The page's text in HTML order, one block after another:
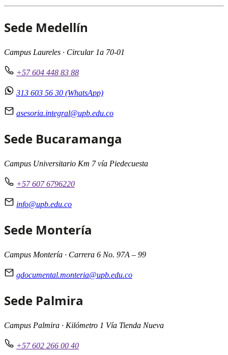
Sede Medellín
Campus Laureles · Circular 1a 70-01
+57 604 448 83 88
313 603 56 30 (WhatsApp)
asesoria.integral@upb.edu.co
Sede Bucaramanga
Campus Universitario Km 7 vía Piedecuesta
+57 607 6796220
info@upb.edu.co
Sede Montería
Campus Montería · Carrera 6 No. 97A – 99
gdocumental.monteria@upb.edu.co
Sede Palmira
Campus Palmira · Kilómetro 1 Vía Tienda Nueva
+57 602 266 00 40